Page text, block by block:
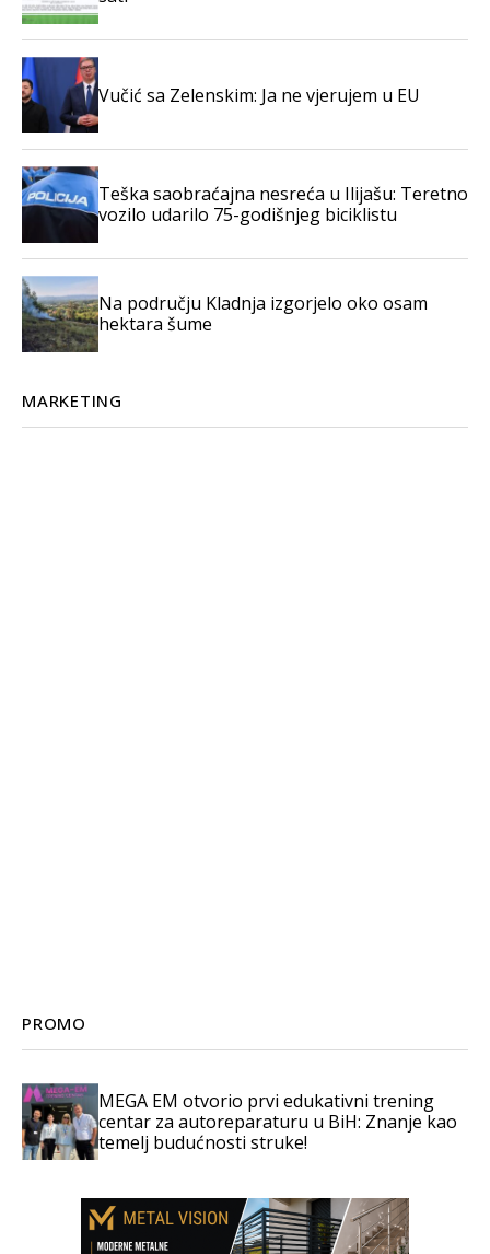
Vučić sa Zelenskim: Ja ne vjerujem u EU
Teška saobraćajna nesreća u Ilijašu: Teretno
vozilo udarilo 75-godišnjeg biciklistu
Na području Kladnja izgorjelo oko osam
hektara šume
MARKETING
PROMO
MEGA EM otvorio prvi edukativni trening
centar za autoreparaturu u BiH: Znanje kao
temelj budućnosti struke!